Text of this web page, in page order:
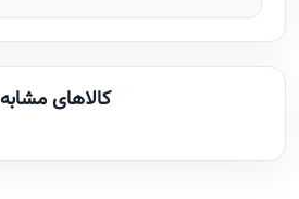
کالاهای مشابه